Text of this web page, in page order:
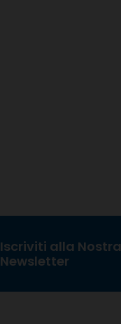
Iscriviti alla Nostra
Newsletter